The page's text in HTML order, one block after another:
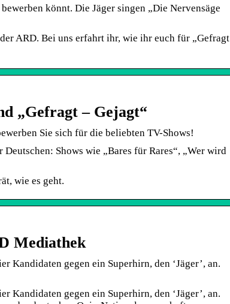
könnt. Die Jäger singen „Die Nervensäge
ARD. Bei uns erfahrt ihr, wie ihr euch für „Gefragt
„Gefragt – Gejagt“
Sie sich für die beliebten TV-Shows!
Shows wie „Bares für Rares“, „Wer wird
wie es geht.
Mediathek
Kandidaten gegen ein Superhirn, den ‘Jäger’, an.
Kandidaten gegen ein Superhirn, den ‘Jäger’, an.